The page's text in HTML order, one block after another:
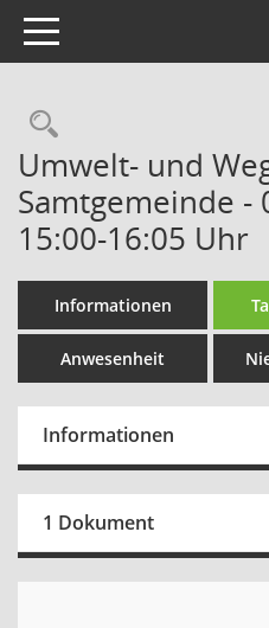
Toggle navigation
Umwelt- und
Samtgemeinde -
15:00-16:05 Uhr
Informationen
Anwesenheit
Informationen
1 Dokument